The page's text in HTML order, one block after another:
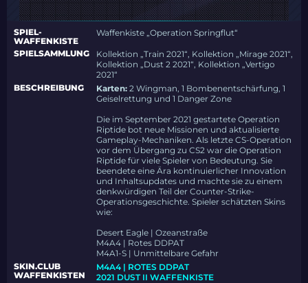
SPIEL-
WAFFENKISTE
Waffenkiste „Operation Springflut“
SPIELSAMMLUNG
Kollektion „Train 2021“, Kollektion „Mirage 2021“,
Kollektion „Dust 2 2021“, Kollektion „Vertigo
2021“
BESCHREIBUNG
Karten: 2 Wingman, 1 Bombenentschärfung, 1
Geiselrettung und 1 Danger Zone
Die im September 2021 gestartete Operation
Riptide bot neue Missionen und aktualisierte
Gameplay-Mechaniken. Als letzte CS-Operation
vor dem Übergang zu CS2 war die Operation
Riptide für viele Spieler von Bedeutung. Sie
beendete eine Ära kontinuierlicher Innovation
und Inhaltsupdates und machte sie zu einem
denkwürdigen Teil der Counter-Strike-
Operationsgeschichte. Spieler schätzten Skins
wie:
Desert Eagle | Ozeanstraße
M4A4 | Rotes DDPAT
M4A1-S | Unmittelbare Gefahr
SKIN.CLUB
WAFFENKISTEN
M4A4 | ROTES DDPAT
2021 DUST II WAFFENKISTE